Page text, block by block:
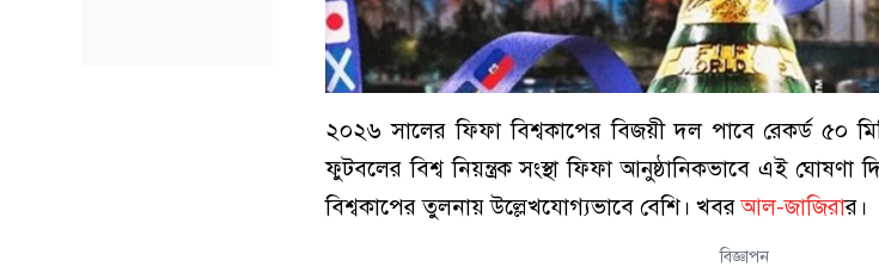
২০২৬ সালের ফিফা বিশ্বকাপের বিজয়ী দল পাবে রেকর্ড ৫০
ফুটবলের বিশ্ব নিয়ন্ত্রক সংস্থা ফিফা আনুষ্ঠানিকভাবে এই
বিশ্বকাপের তুলনায় উল্লেখযোগ্যভাবে বেশি। খবরআল-জাজিরার।
বিজ্ঞাপন